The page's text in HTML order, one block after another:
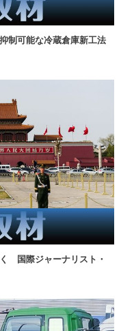
制可能な冷蔵倉庫新工法
国際ジャーナリスト・